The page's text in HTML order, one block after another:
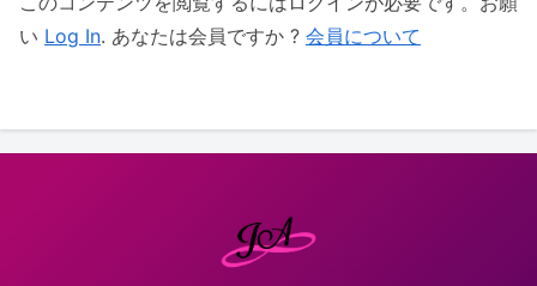
い Log In. あなたは会員ですか ? 会員について